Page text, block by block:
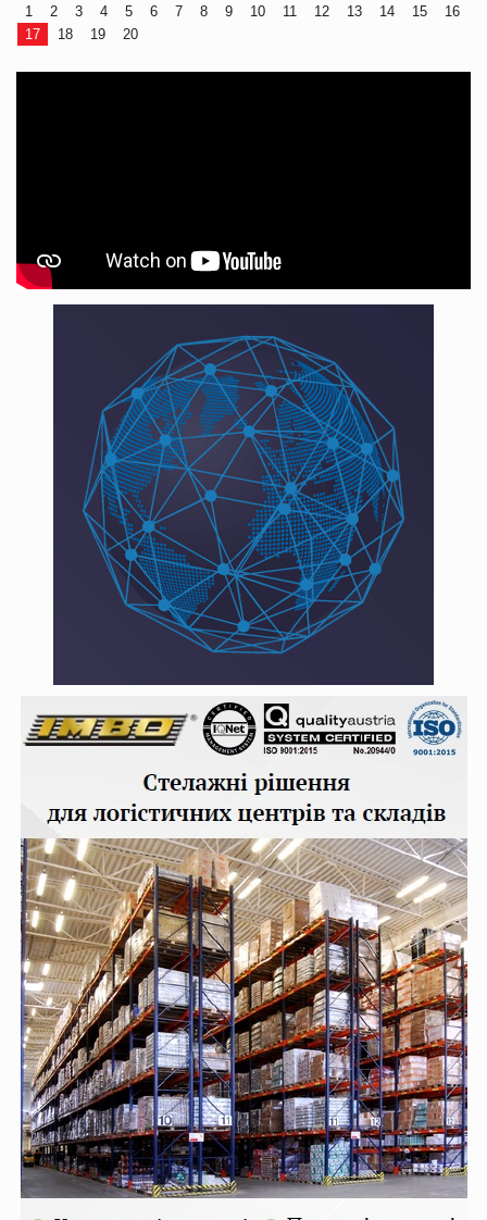
1 2 3 4 5 6 7 8 9 10 11 12 13 14 15
16
17
18 19 20